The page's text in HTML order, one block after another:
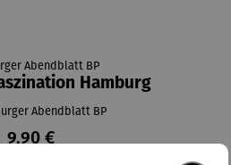
Abendblatt BP
Hamburg
9,90 €